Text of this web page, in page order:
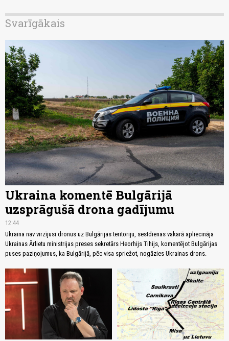
Svarīgākais
Ukraina komentē Bulgārijā
uzsprāgušā drona gadījumu
12:44
Ukraina nav virzījusi dronus uz Bulgārijas teritoriju, sestdienas vakarā apliecināja
Ukrainas Ārlietu ministrijas preses sekretārs Heorhijs Tihijs, komentējot Bulgārijas
puses paziņojumus, ka Bulgārijā, pēc visa spriežot, nogāzies Ukrainas drons.